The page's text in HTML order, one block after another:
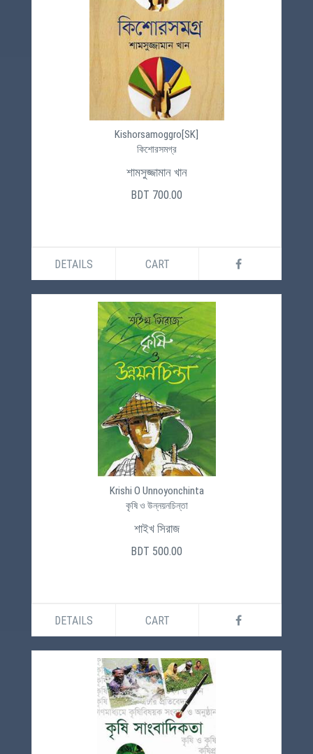
Kishorsamoggro[SK]
কিশোরসমগ্র
শামসুজ্জামান খান
BDT 700.00
DETAILS CART
Krishi O Unnoyonchinta
কৃষি ও উন্নয়নচিন্তা
শাইখ সিরাজ
BDT 500.00
DETAILS CART